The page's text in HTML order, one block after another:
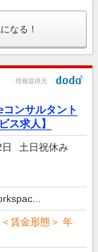
なる！
情報提供元
ンサルタント
ス求人】
土日祝休み
賃金形態＞ 年